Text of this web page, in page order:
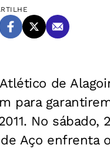
Atlético de
para
No
Aço enfrenta